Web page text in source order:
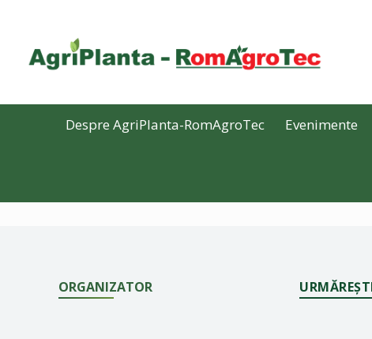
Despre AgriPlanta-RomAgroTec Evenimente
ORGANIZATOR